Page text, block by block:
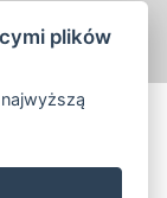
plików